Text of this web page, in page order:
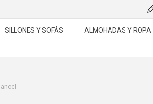
SILLONES Y SOFÁS ALMOHADAS Y ROPA